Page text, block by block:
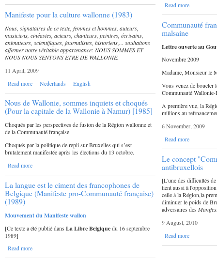
Manifeste pour la culture wallonne (1983)
Nous, signataires de ce texte, femmes et hommes, auteurs,
musiciens, cinéastes, acteurs, chanteurs, peintres, écrivains,
animateurs, scientifiques, journalistes, historiens,... souhaitons
affirmer notre véritable appartenance: NOUS SOMMES ET
NOUS NOUS SENTONS ÊTRE DE WALLONIE.
11 April, 2009
Read more
Nederlands English
Nous de Wallonie, sommes inquiets et choqués
(Pour la capitale de la Wallonie à Namur) [1985]
Choqués par les perspectives de fusion de la Région wallonne et
de la Communauté française.
Choqués par la politique de repli sur Bruxelles qui s’est
brutalement manifestée après les élections du 13 octobre.
Read more
La langue est le ciment des francophones de
Belgique (Manifeste pro-Communauté française)
(1989)
Mouvement du Manifeste wallon
[Ce texte a été publié dans La Libre Belgiquedu 16 septembre
1989]
Read more
Read more
Communauté
malsaine
Lettre ouverte au
Novembre 2009
Madame, Monsieur le
Vous venez de boucler
Communauté
A première vue, la
millions au
6 November, 2009
Read more
Le concept
antibruxellois
[L'une des difficultés
tient aussi à
celle à la Région,la
diminuer le poids de
adversaires des
9 August, 2010
Read more